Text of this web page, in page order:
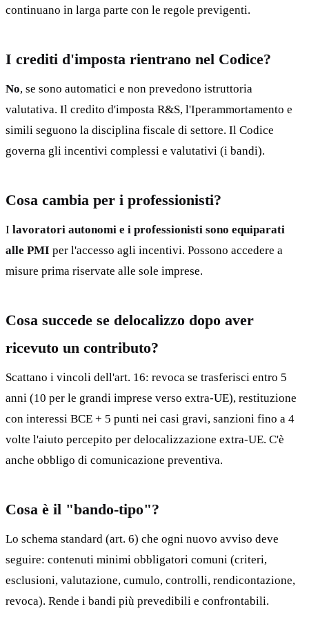
continuano in larga parte con le regole previgenti.
I crediti d'imposta rientrano nel Codice?
No, se sono automatici e non prevedono istruttoria
valutativa. Il credito d'imposta R&S, l'Iperammortamento e
simili seguono la disciplina fiscale di settore. Il Codice
governa gli incentivi complessi e valutativi (i bandi).
Cosa cambia per i professionisti?
I lavoratori autonomi e i professionisti sono equiparati
alle PMI per l'accesso agli incentivi. Possono accedere a
misure prima riservate alle sole imprese.
Cosa succede se delocalizzo dopo aver
ricevuto un contributo?
Scattano i vincoli dell'art. 16: revoca se trasferisci entro 5
anni (10 per le grandi imprese verso extra-UE), restituzione
con interessi BCE + 5 punti nei casi gravi, sanzioni fino a 4
volte l'aiuto percepito per delocalizzazione extra-UE. C'è
anche obbligo di comunicazione preventiva.
Cosa è il "bando-tipo"?
Lo schema standard (art. 6) che ogni nuovo avviso deve
seguire: contenuti minimi obbligatori comuni (criteri,
esclusioni, valutazione, cumulo, controlli, rendicontazione,
revoca). Rende i bandi più prevedibili e confrontabili.